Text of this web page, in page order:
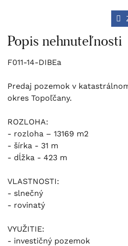
Popis nehnuteľnosti
F011-14-DIBEa
Predaj pozemok v
okres Topoľčany.
ROZLOHA:
- rozloha – 13169 m2
- šírka - 31 m
- dĺžka - 423 m
VLASTNOSTI:
- slnečný
- rovinatý
VYUŽITIE:
- investičný pozemok